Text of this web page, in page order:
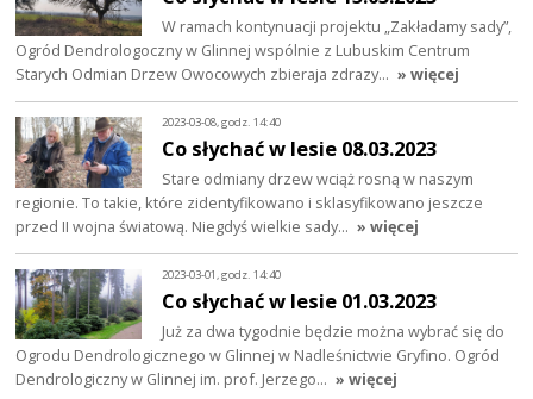
W ramach kontynuacji projektu „Zakładamy sady”,
Ogród Dendrologoczny w Glinnej wspólnie z Lubuskim Centrum
Starych Odmian Drzew Owocowych zbieraja zdrazy… » więcej
2023-03-08, godz. 14:40
Co słychać w lesie 08.03.2023
Stare odmiany drzew wciąż rosną w naszym
regionie. To takie, które zidentyfikowano i sklasyfikowano jeszcze
przed II wojna światową. Niegdyś wielkie sady… » więcej
2023-03-01, godz. 14:40
Co słychać w lesie 01.03.2023
Już za dwa tygodnie będzie można wybrać się do
Ogrodu Dendrologicznego w Glinnej w Nadleśnictwie Gryfino. Ogród
Dendrologiczny w Glinnej im. prof. Jerzego… » więcej